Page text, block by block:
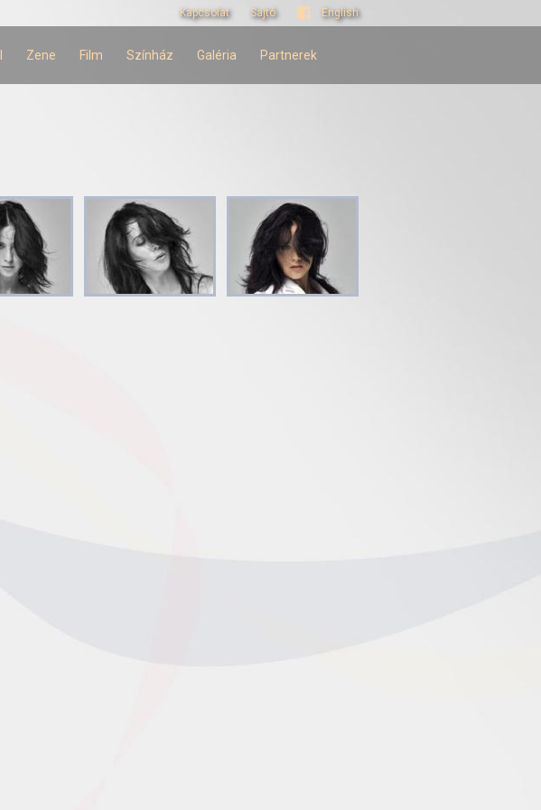
Kapcsolat Sajtó English
Zene Film Színház Galéria Partnerek